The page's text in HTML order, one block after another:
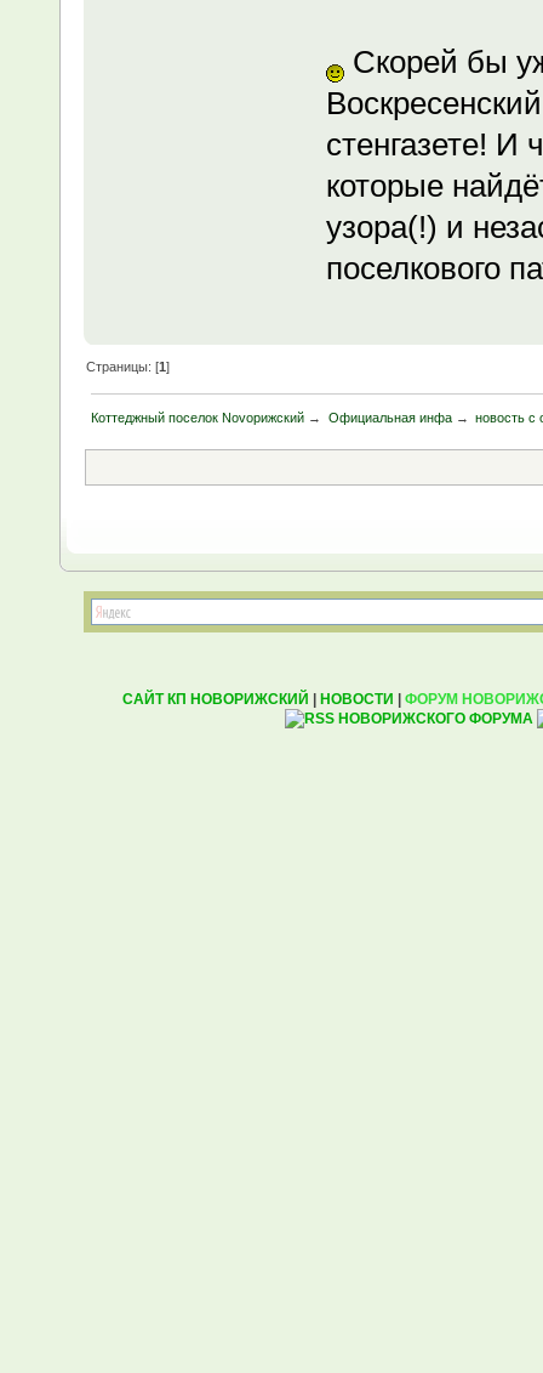
Скорей бы
стенгазете!
которые
узора(!) и
поселкового
Страницы: [1]
Коттеджный поселок Novoрижский → Официальная инфа→ новость с
САЙТ КП НОВОРИЖСКИЙ | НОВОСТИ | ФОРУМ